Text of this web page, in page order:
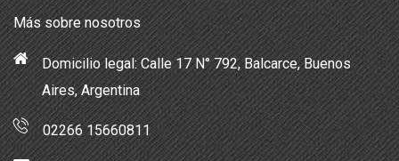
Más sobre nosotros
Domicilio legal: Calle 17 N° 792, Balcarce, Buenos
Aires, Argentina
02266 15660811